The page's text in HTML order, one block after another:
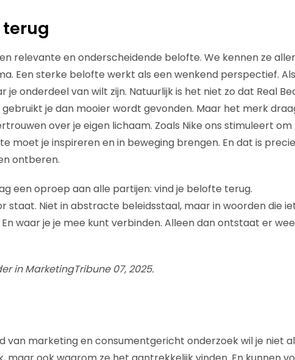
relevante en onderscheidende belofte. We kennen ze
Een sterke belofte werkt als een wenkend perspectief.
je onderdeel van wilt zijn. Natuurlijk is het niet zo dat Real
gebruikt je dan mooier wordt gevonden. Maar het merk
over je eigen lichaam. Zoals Nike ons stimuleert om
moet je inspireren en in beweging brengen. En dat is
ontberen.
een oproep aan alle partijen: vind je belofte terug.
staat. Niet in abstracte beleidsstaal, maar in woorden die
waar je je mee kunt verbinden. Alleen dan ontstaat er
in MarketingTribune 07, 2025.
van marketing en consumentgericht onderzoek wil je niet